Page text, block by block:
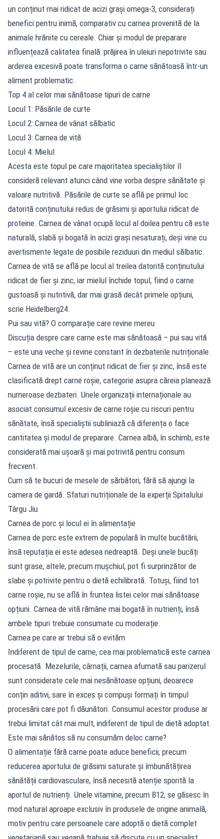
un conținut mai ridicat de acizi grași omega‑3, considerați
benefici pentru inimă, comparativ cu carnea provenită de la
animale hrănite cu cereale. Chiar și modul de preparare
influențează calitatea finală: prăjirea în uleiuri nepotrivite sau
arderea excesivă poate transforma o carne sănătoasă într-un
aliment problematic.
Top 4 al celor mai sănătoase tipuri de carne
Locul 1: Păsările de curte
Locul 2: Carnea de vânat sălbatic
Locul 3: Carnea de vită
Locul 4: Mielul
Acesta este topul pe care majoritatea specialiștilor îl
consideră relevant atunci când vine vorba despre sănătate și
valoare nutritivă. Păsările de curte se află pe primul loc
datorită conținutului redus de grăsimi și aportului ridicat de
proteine. Carnea de vânat ocupă locul al doilea pentru că este
naturală, slabă și bogată în acizi grași nesaturați, deși vine cu
avertismente legate de posibile reziduuri din mediul sălbatic.
Carnea de vită se află pe locul al treilea datorită conținutului
ridicat de fier și zinc, iar mielul închide topul, fiind o carne
gustoasă și nutritivă, dar mai grasă decât primele opțiuni,
scrie Heidelberg24.
Pui sau vită? O comparație care revine mereu
Discuția despre care carne este mai sănătoasă – pui sau vită
– este una veche și revine constant în dezbaterile nutriționale.
Carnea de vită are un conținut ridicat de fier și zinc, însă este
clasificată drept carne roșie, categorie asupra căreia planează
numeroase dezbateri. Unele organizații internaționale au
asociat consumul excesiv de carne roșie cu riscuri pentru
sănătate, însă specialiștii subliniază că diferența o face
cantitatea și modul de preparare. Carnea albă, în schimb, este
considerată mai ușoară și mai potrivită pentru consum
frecvent.
Cum să te bucuri de mesele de sărbători, fără să ajungi la
camera de gardă. Sfaturi nutriționale de la experții Spitalului
Târgu Jiu
Carnea de porc și locul ei în alimentație
Carnea de porc este extrem de populară în multe bucătării,
însă reputația ei este adesea nedreaptă. Deși unele bucăți
sunt grase, altele, precum mușchiul, pot fi surprinzător de
slabe și potrivite pentru o dietă echilibrată. Totuși, fiind tot
carne roșie, nu se află în fruntea listei celor mai sănătoase
opțiuni. Carnea de vită rămâne mai bogată în nutrienți, însă
ambele tipuri trebuie consumate cu moderație.
Carnea pe care ar trebui să o evităm
Indiferent de tipul de carne, cea mai problematică este carnea
procesată. Mezelurile, cârnații, carnea afumată sau parizerul
sunt considerate cele mai nesănătoase opțiuni, deoarece
conțin aditivi, sare în exces și compuși formați în timpul
procesării care pot fi dăunători. Consumul acestor produse ar
trebui limitat cât mai mult, indiferent de tipul de dietă adoptat.
Este mai sănătos să nu consumăm deloc carne?
O alimentație fără carne poate aduce beneficii, precum
reducerea aportului de grăsimi saturate și îmbunătățirea
sănătății cardiovasculare, însă necesită atenție sporită la
aportul de nutrienți. Unele vitamine, precum B12, se găsesc în
mod natural aproape exclusiv în produsele de origine animală,
motiv pentru care persoanele care adoptă o dietă complet